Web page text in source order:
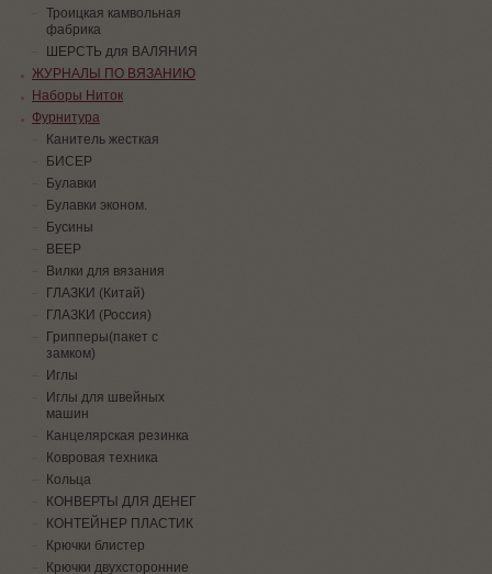
Троицкая камвольная
фабрика
ШЕРСТЬ для ВАЛЯНИЯ
ЖУРНАЛЫ ПО ВЯЗАНИЮ
Наборы Ниток
Фурнитура
Канитель жесткая
БИСЕР
Булавки
Булавки эконом.
Бусины
ВЕЕР
Вилки для вязания
ГЛАЗКИ (Китай)
ГЛАЗКИ (Россия)
Грипперы(пакет с
замком)
Иглы
Иглы для швейных
машин
Канцелярская резинка
Ковровая техника
Кольца
КОНВЕРТЫ ДЛЯ ДЕНЕГ
КОНТЕЙНЕР ПЛАСТИК
Крючки блистер
Крючки двухсторонние